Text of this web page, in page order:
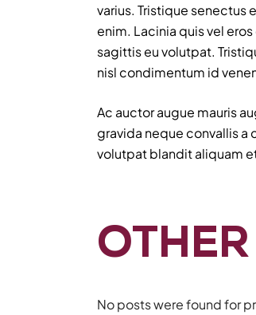
varius. Tristique senectus
enim. Lacinia quis vel
sagittis eu volutpat.
nisl condimentum id
Ac auctor augue mauris
gravida neque convallis a
volutpat blandit aliquam
No posts were found for